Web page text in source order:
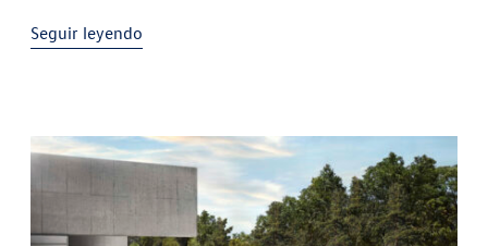
generación ayudan a la conducción diaria
Seguir leyendo